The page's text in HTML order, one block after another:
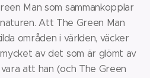
Man som sammankopplar
Att The Green Man
områden i världen, väcker
av det som är glömt av
att han (och The Green